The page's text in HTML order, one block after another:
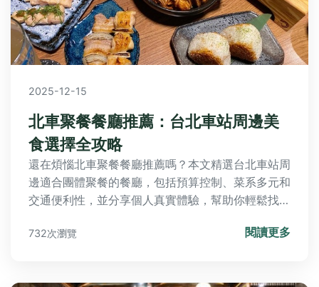
2025-12-15
北車聚餐餐廳推薦：台北車站周邊美
食選擇全攻略
還在煩惱北車聚餐餐廳推薦嗎？本文精選台北車站周
邊適合團體聚餐的餐廳，包括預算控制、菜系多元和
交通便利性，並分享個人真實體驗，幫助你輕鬆找到
732次瀏覽 閱讀更多